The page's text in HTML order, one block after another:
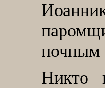
ночным
Никто